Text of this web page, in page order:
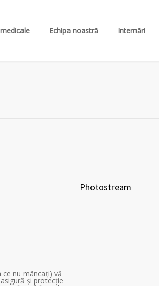
Echipa noastră Internări
nu mâncați) vă
și protecție
Photostream